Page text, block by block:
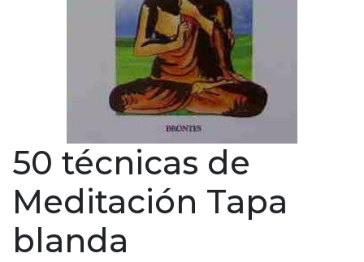
50 técnicas de
Meditación Tapa
blanda